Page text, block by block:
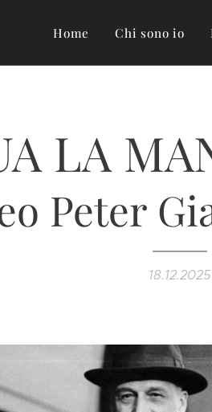
Home Chi sono io
LA
Peter
18.12.2025